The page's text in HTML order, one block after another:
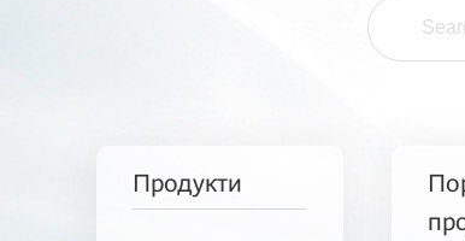
Продукти